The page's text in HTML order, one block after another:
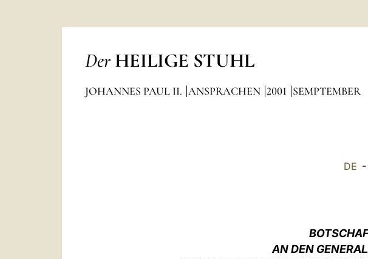
Der HEILIGE STUHL
JOHANNES PAUL II. ANSPRACHEN 2001 SEMPTEMBER
DE -
AN DEN